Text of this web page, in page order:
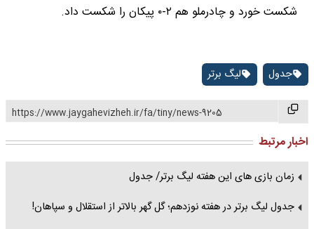
شکست خورد و چادرملو هم ۲-۰ پیکان را شکست داد.
جدول لیگ برتر
https://www.jaygahevizheh.ir/fa/tiny/news-9205
اخبار مرتبط
زمان بازی های این هفته لیگ برتر/ جدول
جدول لیگ برتر در هفته نوزدهم؛ گل گهر بالاتر از استقلال و سپاهان!